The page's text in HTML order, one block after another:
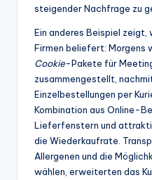
steigender Nachfrage zu
Ein anderes Beispiel
Firmen beliefert: Morgens
Cookie-Pakete für
zusammengestellt,
Einzelbestellungen per
Kombination aus Online-
Lieferfenstern und
die Wiederkaufrate.
Allergenen und die
wählen, erweiterten das